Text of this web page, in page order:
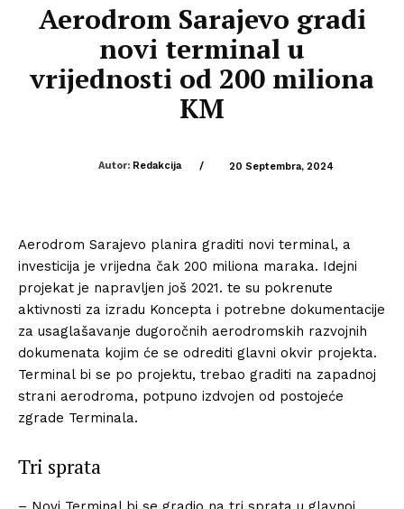
Aerodrom Sarajevo gradi
novi terminal u
vrijednosti od 200 miliona
KM
Autor: Redakcija / 20 Septembra, 2024
Aerodrom Sarajevo planira graditi novi terminal, a
investicija je vrijedna čak 200 miliona maraka. Idejni
projekat je napravljen još 2021. te su pokrenute
aktivnosti za izradu Koncepta i potrebne dokumentacije
za usaglašavanje dugoročnih aerodromskih razvojnih
dokumenata kojim će se odrediti glavni okvir projekta.
Terminal bi se po projektu, trebao graditi na zapadnoj
strani aerodroma, potpuno izdvojen od postojeće
zgrade Terminala.
Tri sprata